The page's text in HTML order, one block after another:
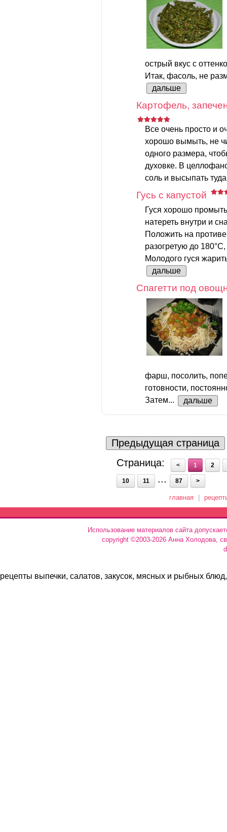
острый вкус с
Итак, фасоль, не
дальше
Картофель,
Все очень просто и
хорошо вымыть, не
одного размера,
духовке. В
соль и высыпать
Гусь с капустой
Гуся хорошо
натереть внутри и
Положить на
разогретую до
Молодого гуся
дальше
Спагетти под
фарш, посолить,
готовности,
Затем...
дальше
Предыдущая страница
Страница:
< 1 2
10 11 ... 87 >
главная
Использование материалов сайта
copyright ©2003-2026 Анна Холодова,
рецепты выпечки, салатов, закусок, мясных и рыбных